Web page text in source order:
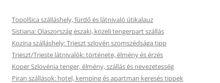
Topolšica szálláshely, fürdő és látnivaló útikalauz
Sistiana: Olaszország északi, közeli tengerpart szállás
Kozina szálláshely: Trieszt szlovén szomszédsága tipp
Trieszt/Trieste látnivalók: története, élmény és érzés
Koper Szlovénia tenger, élmény, szállás és nevezetesség
Piran szállások: hotel, kemping és apartman keresés tippek